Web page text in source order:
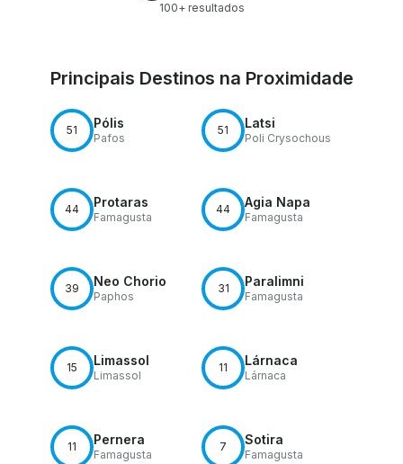
100+ resultados
Principais Destinos na Proximidade
51 Pólis
Pafos
51 Latsi
Poli Crysochous
44 Protaras
Famagusta
44 Agia Napa
Famagusta
39 Neo Chorio
Paphos
31 Paralimni
Famagusta
15 Limassol
Limassol
11 Lárnaca
Lárnaca
11 Pernera
Famagusta
7 Sotira
Famagusta